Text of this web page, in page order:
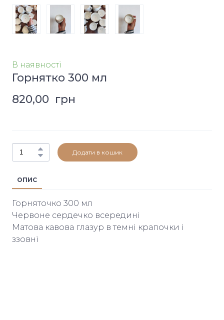
В наявності
Горнятко 300 мл
820,00  грн
Додати в кошик
ОПИС
Горняточко 300 мл
Червоне сердечко всередині
Матова кавова глазур в темні крапочки і
ззовні